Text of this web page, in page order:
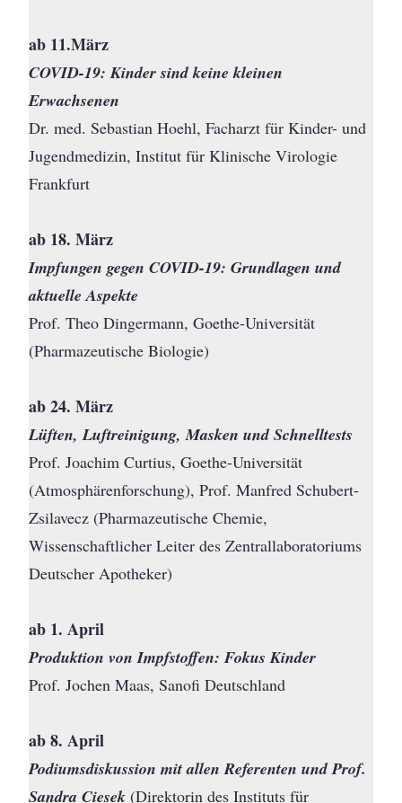
ab 11.März
COVID-19: Kinder sind keine kleinen
Erwachsenen
Dr. med. Sebastian Hoehl, Facharzt für Kinder- und
Jugendmedizin, Institut für Klinische Virologie
Frankfurt
ab 18. März
Impfungen gegen COVID-19: Grundlagen und
aktuelle Aspekte
Prof. Theo Dingermann, Goethe-Universität
(Pharmazeutische Biologie)
ab 24. März
Lüften, Luftreinigung, Masken und Schnelltests
Prof. Joachim Curtius, Goethe-Universität
(Atmosphärenforschung), Prof. Manfred Schubert-
Zsilavecz (Pharmazeutische Chemie,
Wissenschaftlicher Leiter des Zentrallaboratoriums
Deutscher Apotheker)
ab 1. April
Produktion von Impfstoffen: Fokus Kinder
Prof. Jochen Maas, Sanofi Deutschland
ab 8. April
Podiumsdiskussion mit allen Referenten und Prof.
Sandra Ciesek (Direktorin des Instituts für